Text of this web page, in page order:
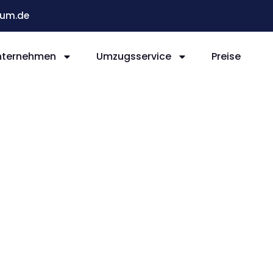
Umzugsservice Preise